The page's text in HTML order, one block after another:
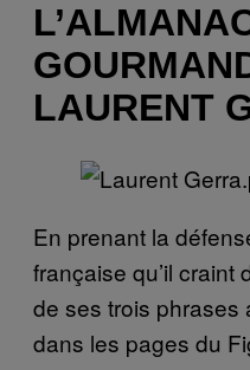
LAURENT
En prenant la
française qu’il craint
de ses trois phrases
dans les pages du